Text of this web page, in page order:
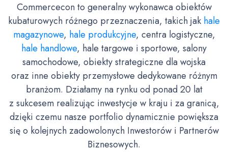
Commercecon to generalny wykonawca obiektów
kubaturowych różnego przeznaczenia, takich jak hale
magazynowe, hale produkcyjne, centra logistyczne,
hale handlowe, hale targowe i sportowe, salony
samochodowe, obiekty strategiczne dla wojska
oraz inne obiekty przemysłowe dedykowane różnym
branżom. Działamy na rynku od ponad 20 lat
z sukcesem realizując inwestycje w kraju i za granicą,
dzięki czemu nasze portfolio dynamicznie powiększa
się o kolejnych zadowolonych Inwestorów i Partnerów
Biznesowych.